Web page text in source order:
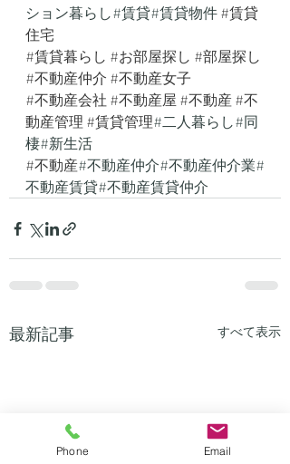
ション暮らし#賃貸#賃貸物件 #賃貸
住宅
#賃貸暮らし #お部屋探し #部屋探し
#不動産仲介 #不動産女子
#不動産会社 #不動産屋 #不動産 #不
動産管理 #賃貸管理#二人暮らし#同
棲#新生活
#不動産#不動産仲介#不動産仲介業#
不動産賃貸#不動産賃貸仲介
最新記事 すべて表示
Phone Email